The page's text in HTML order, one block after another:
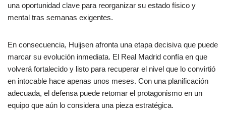
una oportunidad clave para reorganizar su estado físico y
mental tras semanas exigentes.
En consecuencia, Huijsen afronta una etapa decisiva que puede
marcar su evolución inmediata. El Real Madrid confía en que
volverá fortalecido y listo para recuperar el nivel que lo convirtió
en intocable hace apenas unos meses. Con una planificación
adecuada, el defensa puede retomar el protagonismo en un
equipo que aún lo considera una pieza estratégica.